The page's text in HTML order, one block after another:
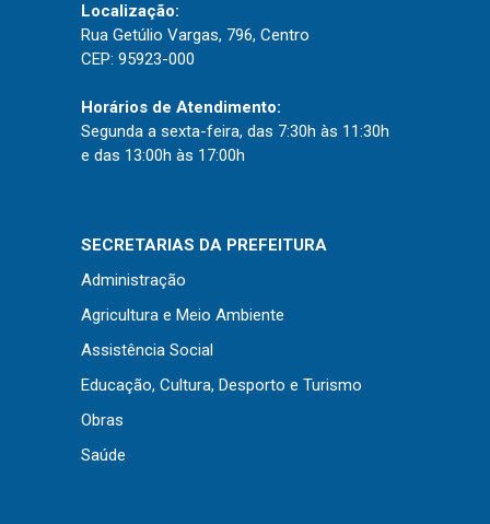
Recursos Humanos
Processo Seletivo
Concursos
Instruções Normativas
Leis, Decretos e Portarias
Transparência
Portal da Transparência
Localização:
Rua Getúlio Vargas, 796, Centro
CEP: 95923-000
Horários de Atendimento:
Segunda a sexta-feira, das 7:30h às 11:30h
e das 13:00h às 17:00h
SECRETARIAS DA PREFEITURA
Administração
Agricultura e Meio Ambiente
Assistência Social
Educação, Cultura, Desporto e Turismo
Obras
Saúde